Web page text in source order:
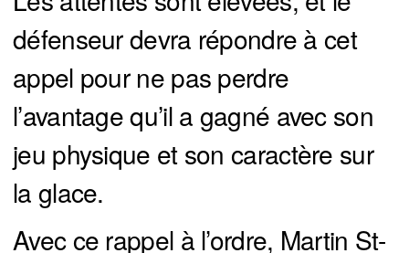
défenseur devra répondre à cet
appel pour ne pas perdre
l’avantage qu’il a gagné avec son
jeu physique et son caractère sur
la glace.
Avec ce rappel à l’ordre, Martin St-